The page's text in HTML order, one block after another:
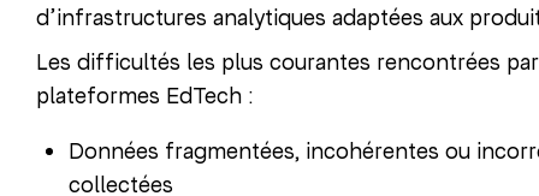
d’infrastructures analytiques adaptées aux
Les difficultés les plus courantes rencontrées
plateformes EdTech :
Données fragmentées, incohérentes ou
collectées